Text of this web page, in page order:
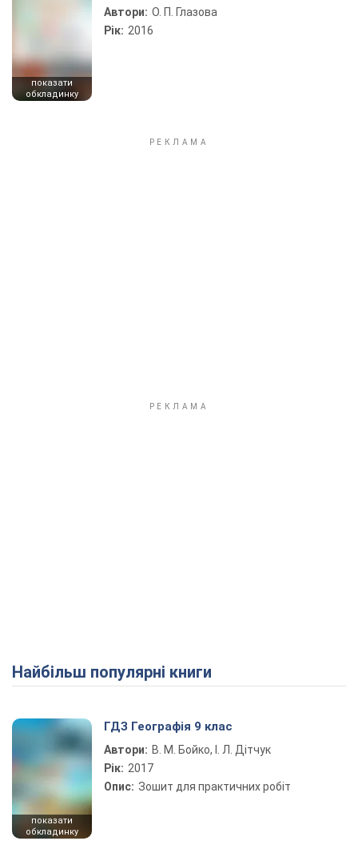
показати
обкладинку
Автори: О. П. Глазова
Рік: 2016
Найбільш популярні книги
показати
обкладинку
ГДЗ Географія 9 клас
Автори: В. М. Бойко, І. Л. Дітчук
Рік: 2017
Опис: Зошит для практичних робіт